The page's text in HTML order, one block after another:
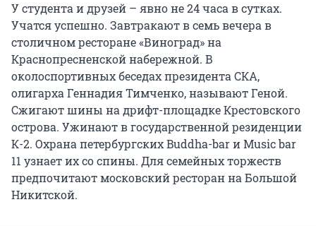
У студента и друзей – явно не 24 часа в сутках.
Учатся успешно. Завтракают в семь вечера в
столичном ресторане «Виноград» на
Краснопресненской набережной. В
околоспортивных беседах президента СКА,
олигарха Геннадия Тимченко, называют Геной.
Сжигают шины на дрифт-площадке Крестовского
острова. Ужинают в государственной резиденции
К-2. Охрана петербургских Buddha-bar и Music bar
11 узнает их со спины. Для семейных торжеств
предпочитают московский ресторан на Большой
Никитской.